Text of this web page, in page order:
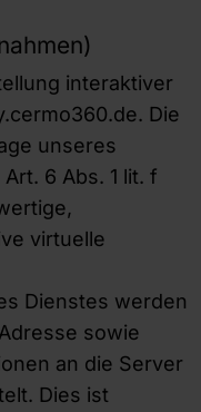
interaktiver
Die
unseres
6 Abs. 1 lit. f
virtuelle
Dienstes werden
sowie
an die Server
Dies ist